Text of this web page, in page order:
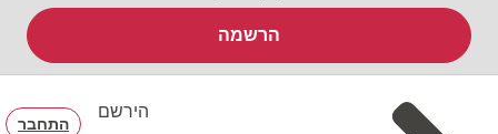
הרשמה
הירשם
התחבר